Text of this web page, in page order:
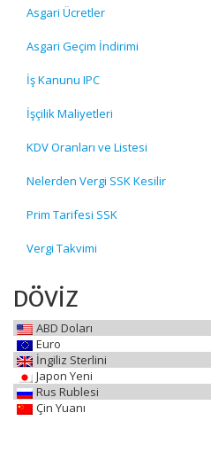
Asgari Ücretler
Asgari Geçim İndirimi
İş Kanunu IPC
İşçilik Maliyetleri
KDV Oranları ve Listesi
Nelerden Vergi SSK Kesilir
Prim Tarifesi SSK
Vergi Takvimi
DÖVİZ
ABD Doları
Euro
İngiliz Sterlini
Japon Yeni
Rus Rublesi
Çin Yuanı